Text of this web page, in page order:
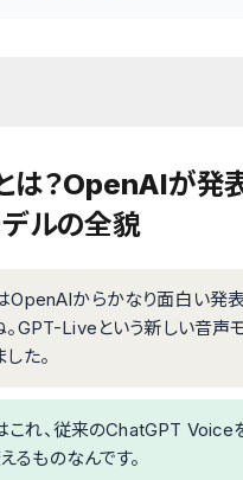
は？OpenAIが発
ルの全貌
OpenAIからかなり面白い発
。GPT-Liveという新しい音声
た。
これ、従来のChatGPT Voice
るものなんです。